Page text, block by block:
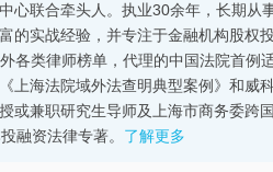
心联合牵头人。执业30余年，长期
的实战经验，并专注于金融机构股
各类律师榜单，代理的中国法院首例
上海法院域外法查明典型案例》和威
或兼职研究生导师及上海市商务委跨
融资法律专著。 了解更多